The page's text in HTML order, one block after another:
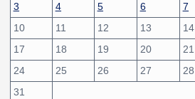
3
4 5 6 7
10
11 12 13 14
17
18 19 20 21
24
25 26 27 28
31